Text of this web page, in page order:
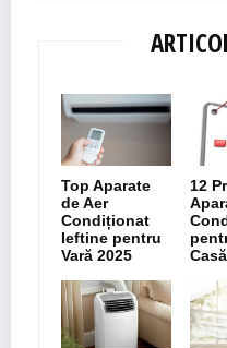
Top Aparate
de Aer
Condiționat
Ieftine pentru
Vară 2025
12
Casă